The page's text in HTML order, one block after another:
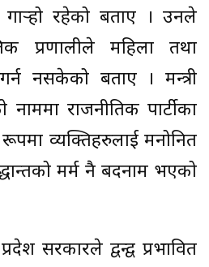
गार्‍हो रहेको बताए । उनले
प्रणालीले महिला तथा
नसकेको बताए । मन्त्री
नाममा राजनीतिक पार्टीका
व्यक्तिहरुलाई मनोनित
मर्म नै बदनाम भएको
सरकारले द्वन्द्व प्रभावित